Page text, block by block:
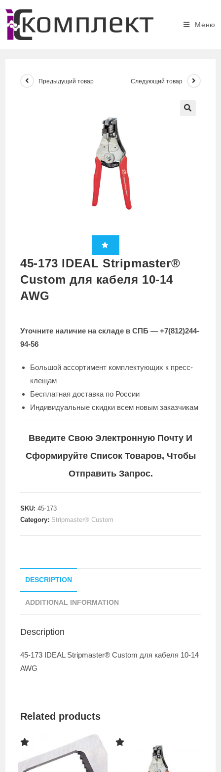
содержимому
Меню
Предыдущий товар Следующий товар
45-173 IDEAL Stripmaster®
Custom для кабеля 10-14
AWG
Уточните наличие на складе в СПБ — +7(812)244-
94-56
Большой ассортимент комплектующих к пресс-
клещам
Бесплатная доставка по России
Индивидуальные скидки всем новым заказчикам
Введите Свою Электронную Почту И
Сформируйте Список Товаров, Чтобы
Отправить Запрос.
SKU:45-173
Category: Stripmaster® Custom
DESCRIPTION
ADDITIONAL INFORMATION
Description
45-173 IDEAL Stripmaster® Custom для кабеля 10-14
AWG
Related products